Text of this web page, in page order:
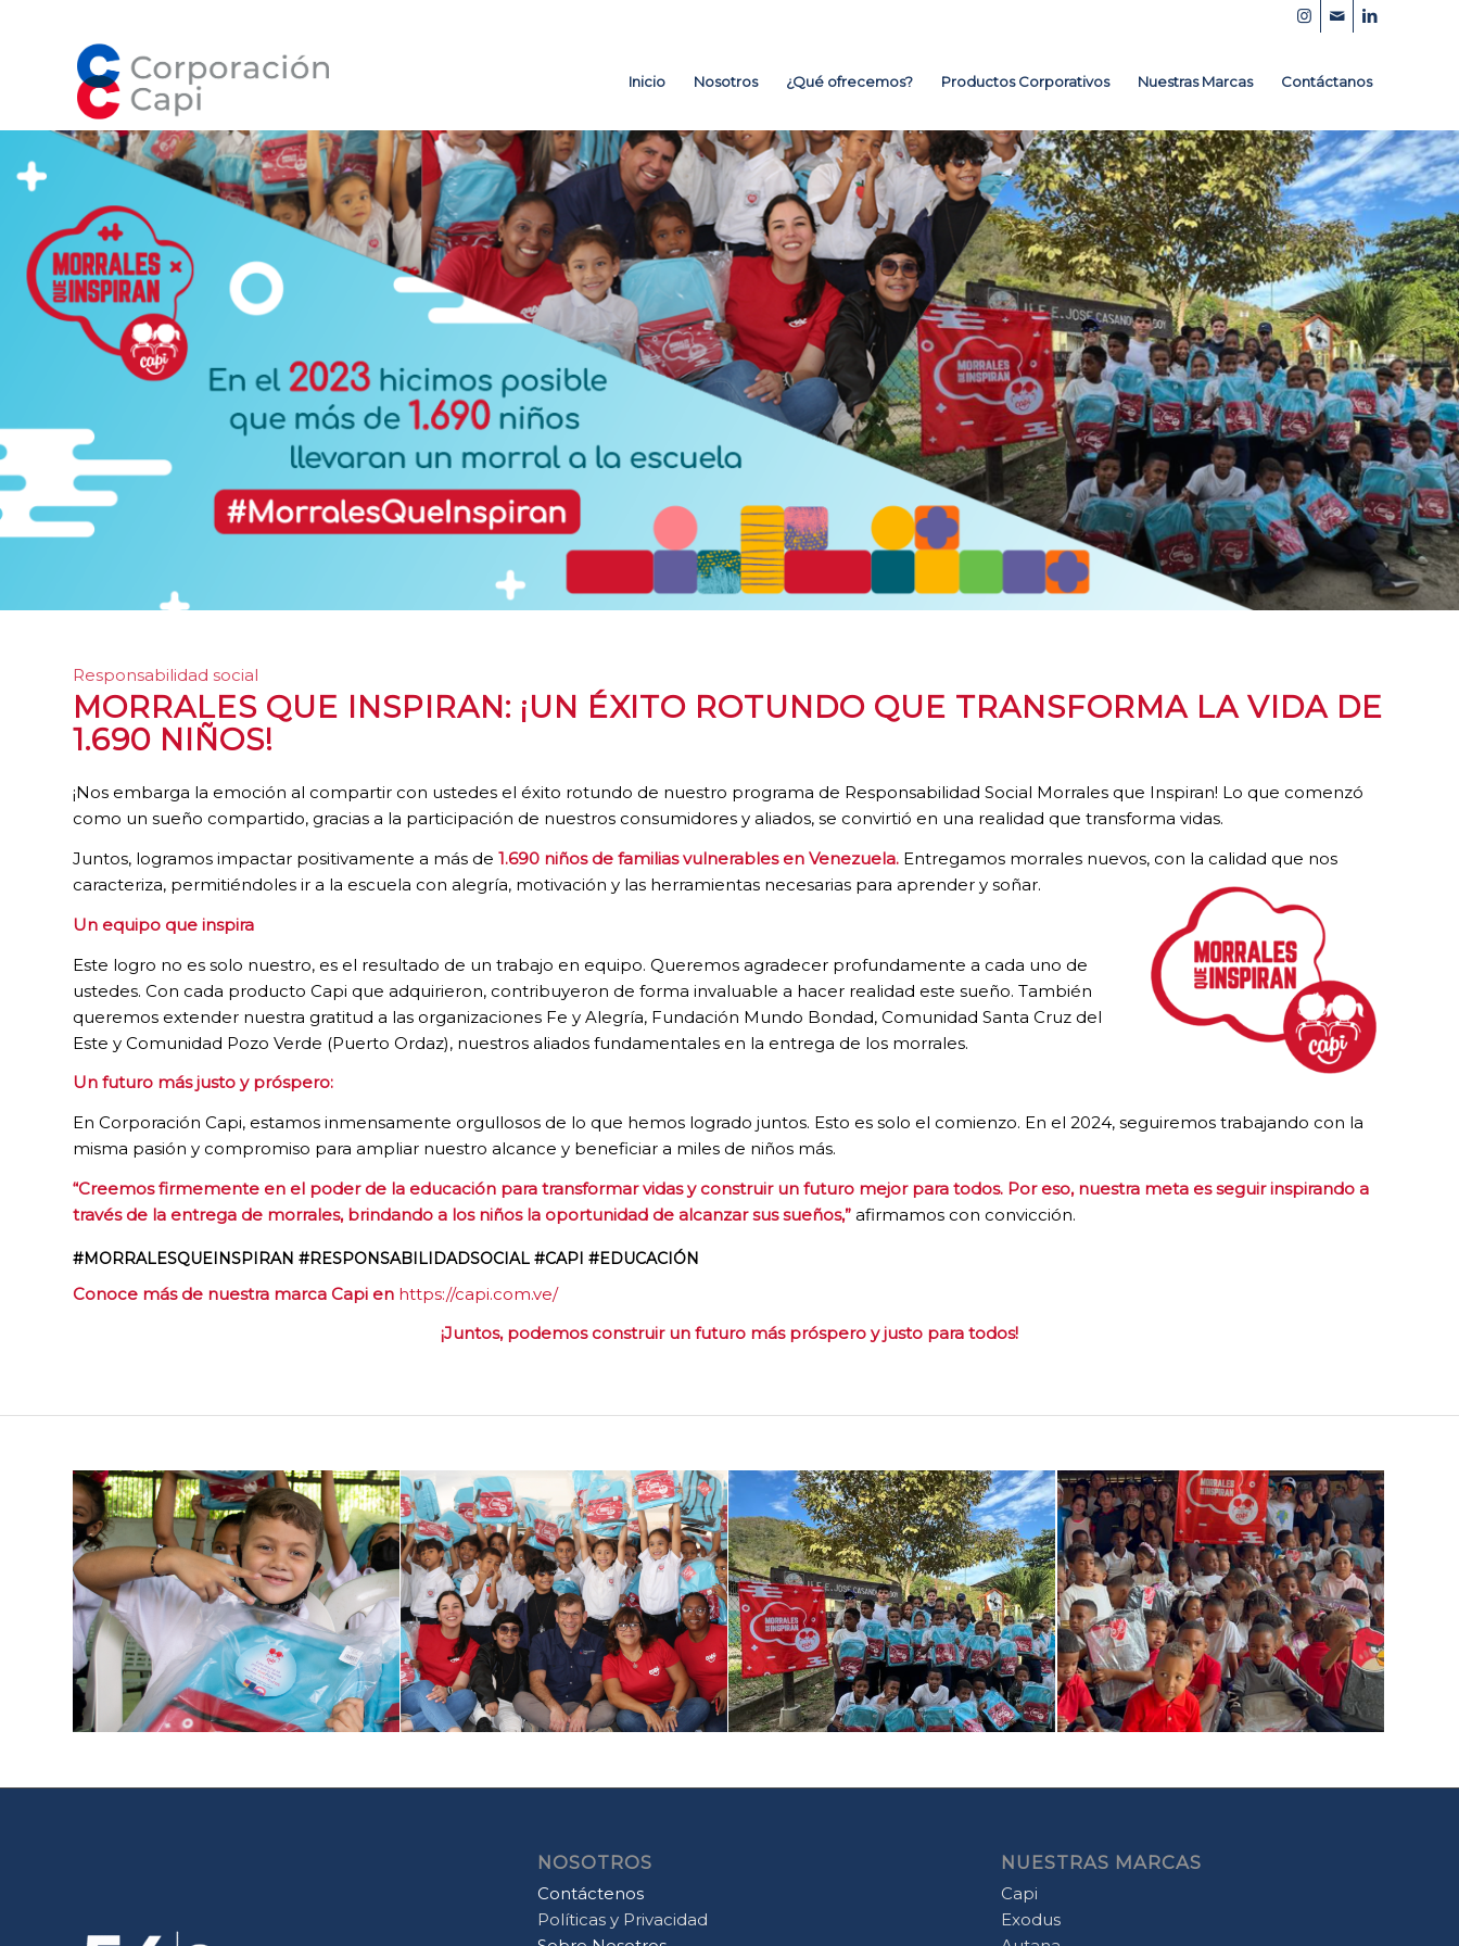
Inicio Nosotros ¿Qué ofrecemos? Productos Corporativos Nuestras Marcas Contáctanos
Responsabilidad social
MORRALES QUE INSPIRAN: ¡UN ÉXITO ROTUNDO QUE TRANSFORMA LA VIDA DE
1.690 NIÑOS!
¡Nos embarga la emoción al compartir con ustedes el éxito rotundo de nuestro programa de Responsabilidad Social Morrales que Inspiran! Lo que comenzó
como un sueño compartido, gracias a la participación de nuestros consumidores y aliados, se convirtió en una realidad que transforma vidas.
Juntos, logramos impactar positivamente a más de 1.690 niños de familias vulnerables en Venezuela. Entregamos morrales nuevos, con la calidad que nos
caracteriza, permitiéndoles ir a la escuela con alegría, motivación y las herramientas necesarias para aprender y soñar.
Un equipo que inspira
Este logro no es solo nuestro, es el resultado de un trabajo en equipo. Queremos agradecer profundamente a cada uno de
ustedes. Con cada producto Capi que adquirieron, contribuyeron de forma invaluable a hacer realidad este sueño. También
queremos extender nuestra gratitud a las organizaciones Fe y Alegría, Fundación Mundo Bondad, Comunidad Santa Cruz del
Este y Comunidad Pozo Verde (Puerto Ordaz), nuestros aliados fundamentales en la entrega de los morrales.
Un futuro más justo y próspero:
En Corporación Capi, estamos inmensamente orgullosos de lo que hemos logrado juntos. Esto es solo el comienzo. En el 2024, seguiremos trabajando con la
misma pasión y compromiso para ampliar nuestro alcance y beneficiar a miles de niños más.
“Creemos firmemente en el poder de la educación para transformar vidas y construir un futuro mejor para todos. Por eso, nuestra meta es seguir inspirando a
través de la entrega de morrales, brindando a los niños la oportunidad de alcanzar sus sueños,” afirmamos con convicción.
#MORRALESQUEINSPIRAN #RESPONSABILIDADSOCIAL #CAPI #EDUCACIÓN
Conoce más de nuestra marca Capi en https://capi.com.ve/
¡Juntos, podemos construir un futuro más próspero y justo para todos!
NOSOTROS
Contáctenos
Políticas y Privacidad
NUESTRAS MARCAS
Capi
Exodus